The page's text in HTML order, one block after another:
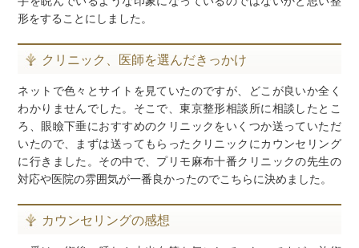
形をすることにしました。
クリニック、医師を選んだきっかけ
ネットで色々とサイトを見ていたのですが、どこが良いか全く
わかりませんでした。そこで、東京整形相談所に相談したとこ
ろ、眼瞼下垂におすすめのクリニックをいくつか送っていただ
いたので、まずは送ってもらったクリニックにカウンセリング
に行きました。その中で、プリモ麻布十番クリニックの先生の
対応や医院の雰囲気が一番良かったのでこちらに決めました。
カウンセリングの感想